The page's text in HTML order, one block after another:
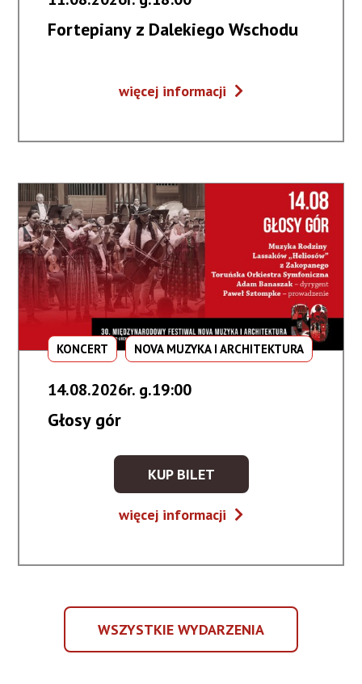
Fortepiany z Dalekiego Wschodu
więcej informacji
Fortepiany
Wschodu
KONCERT NOVA MUZYKA I ARCHITEKTURA
14.08.2026r. g.19:00
Głosy gór
KUP BILET
KUP
NA
więcej informacji
Głosy
WSZYSTKIE WYDARZENIA
WSZYSTKIE
WYDARZENIA